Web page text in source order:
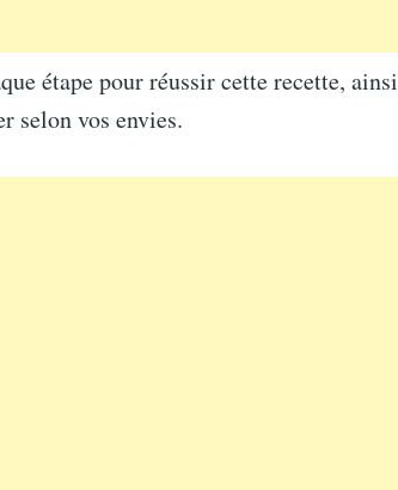
étape pour réussir cette recette, ainsi
selon vos envies.